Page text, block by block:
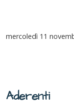
mercoledì 11
Aderenti